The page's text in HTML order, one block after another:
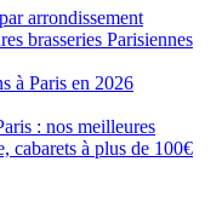
arrondissement
brasseries Parisiennes
à Paris en 2026
: nos meilleures
cabarets à plus de 100€